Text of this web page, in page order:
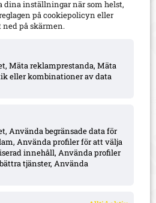
dina inställningar när som helst,
på cookiepolicyn eller
på skärmen.
Mäta reklamprestanda, Mäta
eller kombinationer av data
Använda begränsade data för
Använda profiler för att välja
innehåll, Använda profiler
tjänster, Använda